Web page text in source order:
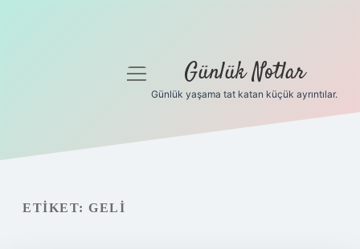
Gizlilik Politikası
menüyü
Günlük Notlar
Günlük yaşama tat katan küçük ayrıntılar.
ETIKET: GELI